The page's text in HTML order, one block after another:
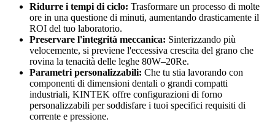
Ridurre i tempi di ciclo: Trasformare un processo di molte
ore in una questione di minuti, aumentando drasticamente il
ROI del tuo laboratorio.
Preservare l'integrità meccanica: Sinterizzando più
velocemente, si previene l'eccessiva crescita del grano che
rovina la tenacità delle leghe 80W–20Re.
Parametri personalizzabili: Che tu stia lavorando con
componenti di dimensioni dentali o grandi compatti
industriali, KINTEK offre configurazioni di forno
personalizzabili per soddisfare i tuoi specifici requisiti di
corrente e pressione.